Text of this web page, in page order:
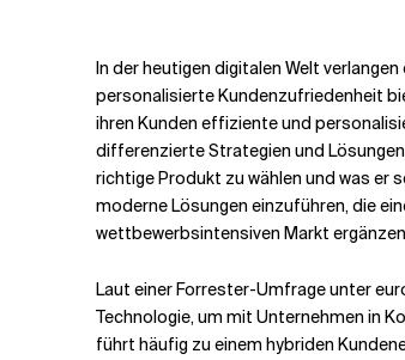
In der heutigen digitalen Welt
personalisierte Kundenzufriedenheit
ihren Kunden effiziente und
differenzierte Strategien und
richtige Produkt zu wählen und was er
moderne Lösungen einzuführen, die
wettbewerbsintensiven Markt
Laut einer Forrester-Umfrage unter
Technologie, um mit Unternehmen in
führt häufig zu einem hybriden